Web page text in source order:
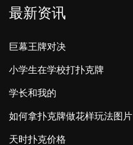
最新资讯
巨幕王牌对决
小学生在学校打扑克牌
学长和我的
如何拿扑克牌做花样玩法图片
天时扑克价格